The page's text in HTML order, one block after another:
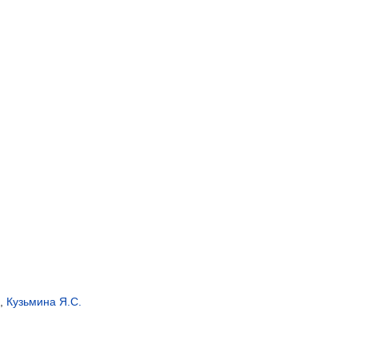
, Кузьмина Я.С.